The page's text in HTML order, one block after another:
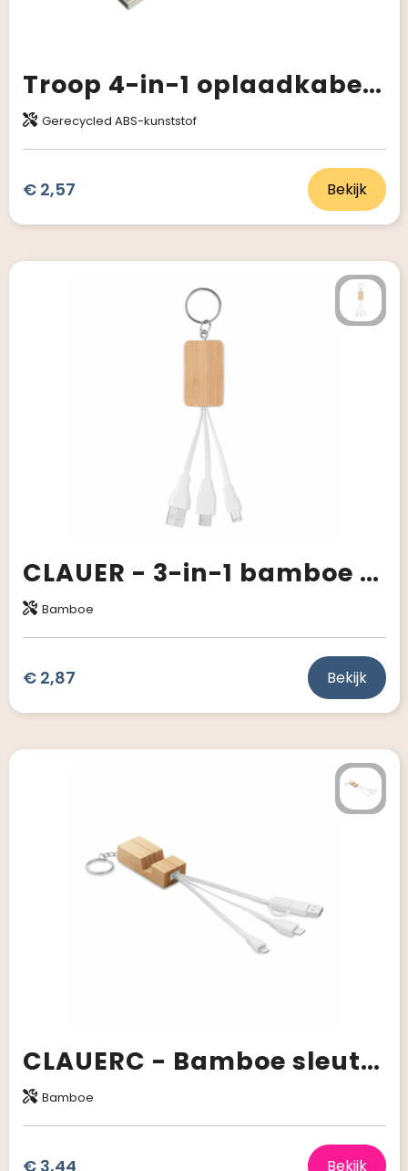
Troop 4-in-1 oplaadkabel van gerecycled plastic
Gerecycled ABS-kunststof
€ 2,57 Bekijk
CLAUER - 3-in-1 bamboe oplaadkabels
Bamboe
€ 2,87 Bekijk
CLAUERC - Bamboe sleutelhanger en houder
Bamboe
€ 3,44 Bekijk